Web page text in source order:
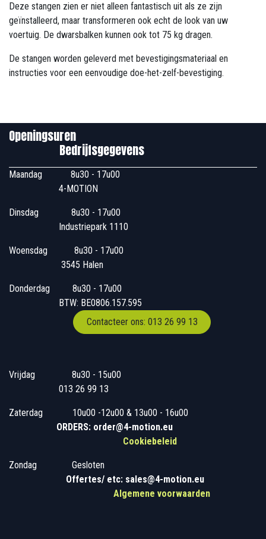
Deze stangen zien er niet alleen fantastisch uit als ze zijn
geïnstalleerd, maar transformeren ook echt de look van uw
voertuig. De dwarsbalken kunnen ook tot 75 kg dragen.
De stangen worden geleverd met bevestigingsmateriaal en
instructies voor een eenvoudige doe-het-zelf-bevestiging.
Openingsuren
Bedrijfsgegevens
Maandag
​8u30 - 17u00
4-MOTION
Dinsdag
​8u30 - 17u00
Industriepark 1110
Woensdag
​​​ 8u30 - 17u00
3545 Halen
Donderdag
​​8u30 - 17u00
BTW: BE0806.157.595
Contacteer ons: 013 26 99 13
Vrijdag
​8u30 - 15u00
013 26 99 13
Zaterdag
​10u00 -12u00 & 13u00 - 16u00
ORDERS: order@4-motion.eu
Cookiebeleid
Zondag
​​Gesloten
Offertes/ etc: sales@4-motion.eu
Algemene voorwaarden